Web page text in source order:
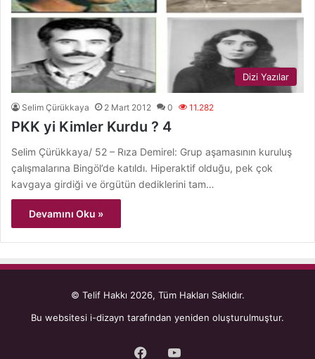
Dizi Yazılar
Selim Çürükkaya 2 Mart 2012 0 11.282
PKK yi Kimler Kurdu ? 4
Selim Çürükkaya/ 52 – Rıza Demirel: Grup aşamasının kuruluş
çalışmalarına Bingöl’de katıldı. Hiperaktif olduğu, pek çok
kavgaya girdiği ve örgütün dediklerini tam…
Devamını Oku »
© Telif Hakkı 2026, Tüm Hakları Saklıdır.
Bu websitesi i-dizayn tarafından yeniden oluşturulmuştur.
Facebook